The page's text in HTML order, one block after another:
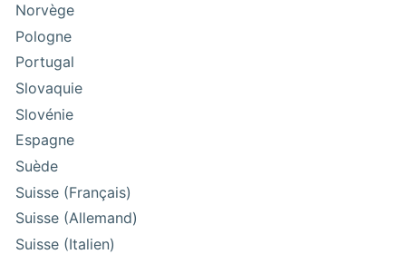
Norvège
Pologne
Portugal
Slovaquie
Slovénie
Espagne
Suède
Suisse (Français)
Suisse (Allemand)
Suisse (Italien)